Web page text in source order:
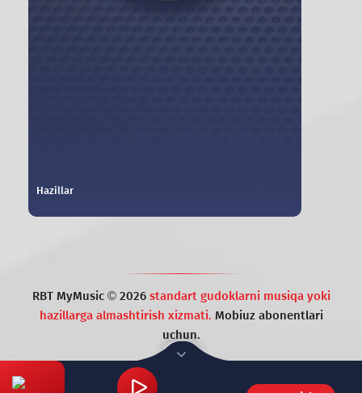
Hazillar
RBT MyMusic © 2026 standart gudoklarni musiqa yoki
hazillarga almashtirish xizmati. Mobiuz abonentlari
uchun.